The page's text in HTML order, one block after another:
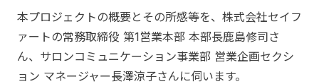
本プロジェクトの概要とその所感等を、株式会社セイフ
ァートの常務取締役 第1営業本部 本部長鹿島修司さ
ん、サロンコミュニケーション事業部 営業企画セクシ
ョン マネージャー長澤涼子さんに伺います。